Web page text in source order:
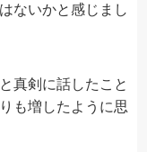
ないかと感じまし
真剣に話したこと
も増したように思